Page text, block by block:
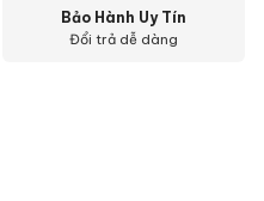
Bảo Hành Uy Tín
Đổi trả dễ dàng